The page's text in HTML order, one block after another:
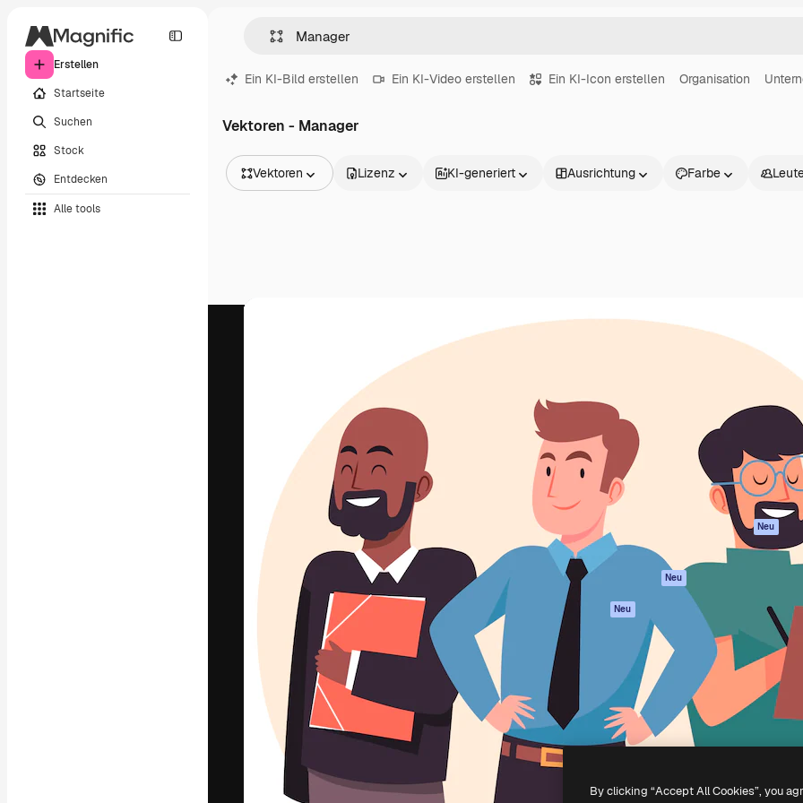
Erstellen
Startseite
Suchen
Stock
Entdecken
Alle tools
Ein KI-Bild erstellen Ein KI-Video erstellen Ein KI-Icon erstellen Organisation
Vektoren - Manager
Vektoren
Videos
Lizenz KI-generiert Ausrichtung Farbe
Die kreative Plattform, um deine beste
Arbeit zu verwirklichen. Mehr als 1 Million
Abonnenten unter Kreativen, Unternehmen,
Agenturen und Studios.
Deutsch
KI-Assistent
KI-Bildgenerator
KI-Videogenerator
KI-
Stimmengenerator
Stock-Inhalte
MCP für
Claude/ChatGPT
Neu
Agenten Neu
Alle Magnific-Tools
Academy
Dokumentation
Support
AGB
Originale Neu
Cookie-Richtlinie
Unternehmen
Copyright © 2010- 2026 Freepik Company S.L.U.Alle Rechte vorbehalten
By clicking “Accept All Cookies”, you